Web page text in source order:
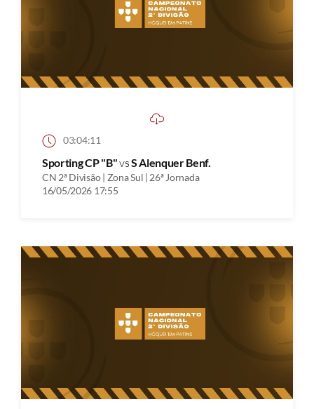
03:04:11
Sporting CP "B"vsS Alenquer Benf.
CN 2ª Divisão | Zona Sul | 26ª Jornada
16/05/2026 17:55